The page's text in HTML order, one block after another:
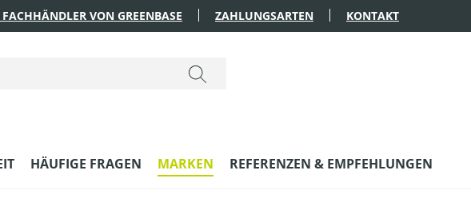
VON GREENBASE ZAHLUNGSARTEN KONTAKT
HÄUFIGE FRAGEN MARKEN REFERENZEN & EMPFEHLUNGEN